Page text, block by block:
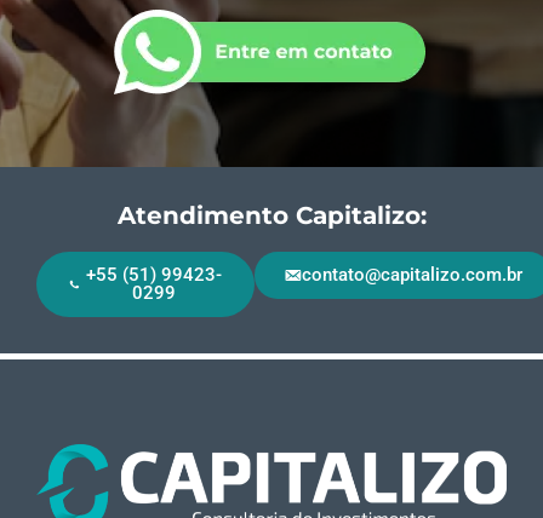
Atendimento Capitalizo:
+55 (51) 99423-
0299
contato@capitalizo.com.br